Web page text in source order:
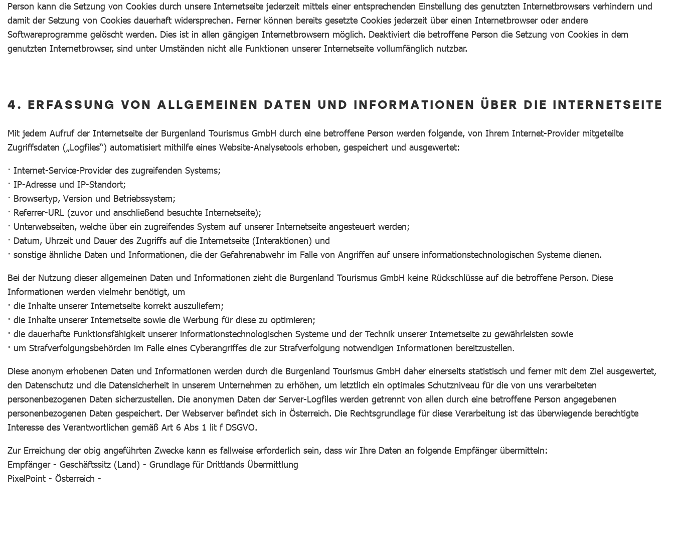
Person kann die Setzung von Cookies durch unsere Internetseite jederzeit mittels einer entsprechenden Einstellung des genutzten Internetbrowsers verhindern und
damit der Setzung von Cookies dauerhaft widersprechen. Ferner können bereits gesetzte Cookies jederzeit über einen Internetbrowser oder andere
Softwareprogramme gelöscht werden. Dies ist in allen gängigen Internetbrowsern möglich. Deaktiviert die betroffene Person die Setzung von Cookies in dem
genutzten Internetbrowser, sind unter Umständen nicht alle Funktionen unserer Internetseite vollumfänglich nutzbar.
4. ERFASSUNG VON ALLGEMEINEN DATEN UND INFORMATIONEN ÜBER DIE INTERNETSEITE
Mit jedem Aufruf der Internetseite der Burgenland Tourismus GmbH durch eine betroffene Person werden folgende, von Ihrem Internet-Provider mitgeteilte
Zugriffsdaten („Logfiles“) automatisiert mithilfe eines Website-Analysetools erhoben, gespeichert und ausgewertet:
· Internet-Service-Provider des zugreifenden Systems;
· IP-Adresse und IP-Standort;
· Browsertyp, Version und Betriebssystem;
· Referrer-URL (zuvor und anschließend besuchte Internetseite);
· Unterwebseiten, welche über ein zugreifendes System auf unserer Internetseite angesteuert werden;
· Datum, Uhrzeit und Dauer des Zugriffs auf die Internetseite (Interaktionen) und
· sonstige ähnliche Daten und Informationen, die der Gefahrenabwehr im Falle von Angriffen auf unsere informationstechnologischen Systeme dienen.
Bei der Nutzung dieser allgemeinen Daten und Informationen zieht die Burgenland Tourismus GmbH keine Rückschlüsse auf die betroffene Person. Diese
Informationen werden vielmehr benötigt, um
· die Inhalte unserer Internetseite korrekt auszuliefern;
· die Inhalte unserer Internetseite sowie die Werbung für diese zu optimieren;
· die dauerhafte Funktionsfähigkeit unserer informationstechnologischen Systeme und der Technik unserer Internetseite zu gewährleisten sowie
· um Strafverfolgungsbehörden im Falle eines Cyberangriffes die zur Strafverfolgung notwendigen Informationen bereitzustellen.
Diese anonym erhobenen Daten und Informationen werden durch die Burgenland Tourismus GmbH daher einerseits statistisch und ferner mit dem Ziel ausgewertet,
den Datenschutz und die Datensicherheit in unserem Unternehmen zu erhöhen, um letztlich ein optimales Schutzniveau für die von uns verarbeiteten
personenbezogenen Daten sicherzustellen. Die anonymen Daten der Server-Logfiles werden getrennt von allen durch eine betroffene Person angegebenen
personenbezogenen Daten gespeichert. Der Webserver befindet sich in Österreich. Die Rechtsgrundlage für diese Verarbeitung ist das überwiegende berechtigte
Interesse des Verantwortlichen gemäß Art 6 Abs 1 lit f DSGVO.
Zur Erreichung der obig angeführten Zwecke kann es fallweise erforderlich sein, dass wir Ihre Daten an folgende Empfänger übermitteln:
Empfänger - Geschäftssitz (Land) - Grundlage für Drittlands Übermittlung
PixelPoint - Österreich -